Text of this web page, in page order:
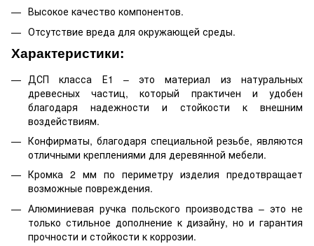
Высокое качество компонентов.
Отсутствие вреда для окружающей среды.
Характеристики:
ДСП класса Е1 – это материал из натуральных
древесных частиц, который практичен и удобен
благодаря надежности и стойкости к внешним
воздействиям.
Конфирматы, благодаря специальной резьбе, являются
отличными креплениями для деревянной мебели.
Кромка 2 мм по периметру изделия предотвращает
возможные повреждения.
Алюминиевая ручка польского производства – это не
только стильное дополнение к дизайну, но и гарантия
прочности и стойкости к коррозии.